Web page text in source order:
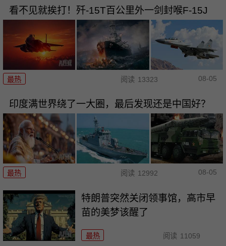
看不见就挨打！歼-15T百公里外一剑封喉F-15J
最热 阅读 13323 08-05
印度满世界绕了一大圈，最后发现还是中国好？
最热 阅读 12992 08-05
特朗普突然关闭领事馆，高市早
苗的美梦该醒了
最热 阅读 11059